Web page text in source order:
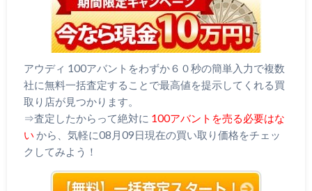
アウディ 100アバントをわずか６０秒の簡単入力で複数
社に無料一括査定することで最高値を提示してくれる買
取り店が見つかります。
⇒査定したからって絶対に 100アバントを売る必要はな
い から、気軽に08月09日現在の買い取り価格をチェッ
クしてみよう！